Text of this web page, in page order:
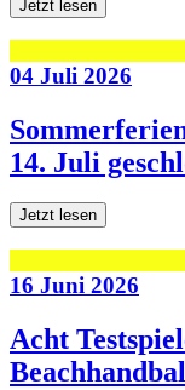
Jetzt lesen
04 Juli 2026
14. Juli
Jetzt lesen
16 Juni 2026
Acht